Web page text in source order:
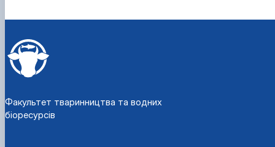
Факультет тваринництва та водних
біоресурсів